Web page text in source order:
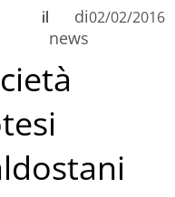
di
news
il 02/02/2016